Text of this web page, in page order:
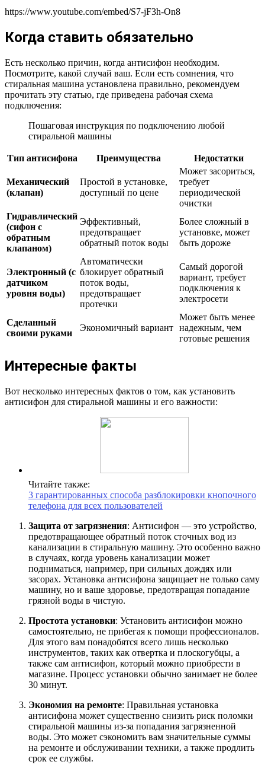
https://www.youtube.com/embed/S7-jF3h-On8
Когда ставить обязательно
Есть несколько причин, когда антисифон необходим.
Посмотрите, какой случай ваш. Если есть сомнения, что
стиральная машина установлена правильно, рекомендуем
прочитать эту статью, где приведена рабочая схема
подключения:
Пошаговая инструкция по подключению любой
стиральной машины
Тип антисифона Преимущества Недостатки
Механический
(клапан)
Простой в установке,
доступный по цене
Может засориться,
требует
периодической
очистки
Гидравлический
(сифон с
обратным
клапаном)
Эффективный,
предотвращает
обратный поток воды
Более сложный в
установке, может
быть дороже
Электронный (с
датчиком
уровня воды)
Автоматически
блокирует обратный
поток воды,
предотвращает
протечки
Самый дорогой
вариант, требует
подключения к
электросети
Сделанный
своими руками
Экономичный вариант
Может быть менее
надежным, чем
готовые решения
Интересные факты
Вот несколько интересных фактов о том, как установить
антисифон для стиральной машины и его важности:
Читайте также:
3 гарантированных способа разблокировки кнопочного
телефона для всех пользователей
Защита от загрязнения: Антисифон — это устройство,
предотвращающее обратный поток сточных вод из
канализации в стиральную машину. Это особенно важно
в случаях, когда уровень канализации может
подниматься, например, при сильных дождях или
засорах. Установка антисифона защищает не только саму
машину, но и ваше здоровье, предотвращая попадание
грязной воды в чистую.
Простота установки: Установить антисифон можно
самостоятельно, не прибегая к помощи профессионалов.
Для этого вам понадобятся всего лишь несколько
инструментов, таких как отвертка и плоскогубцы, а
также сам антисифон, который можно приобрести в
магазине. Процесс установки обычно занимает не более
30 минут.
Экономия на ремонте: Правильная установка
антисифона может существенно снизить риск поломки
стиральной машины из-за попадания загрязненной
воды. Это может сэкономить вам значительные суммы
на ремонте и обслуживании техники, а также продлить
срок ее службы.